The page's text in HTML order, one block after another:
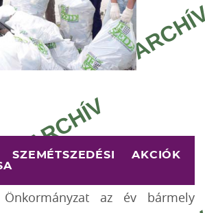
SZEMÉTSZEDÉSI AKCIÓK
az év bármely